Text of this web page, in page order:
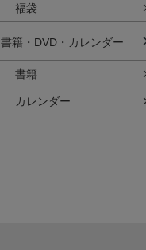
福袋
書籍・DVD・カレンダー
書籍
カレンダー